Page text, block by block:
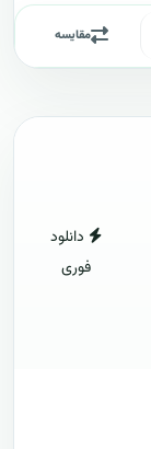
مقایسه
دانلود
فوری